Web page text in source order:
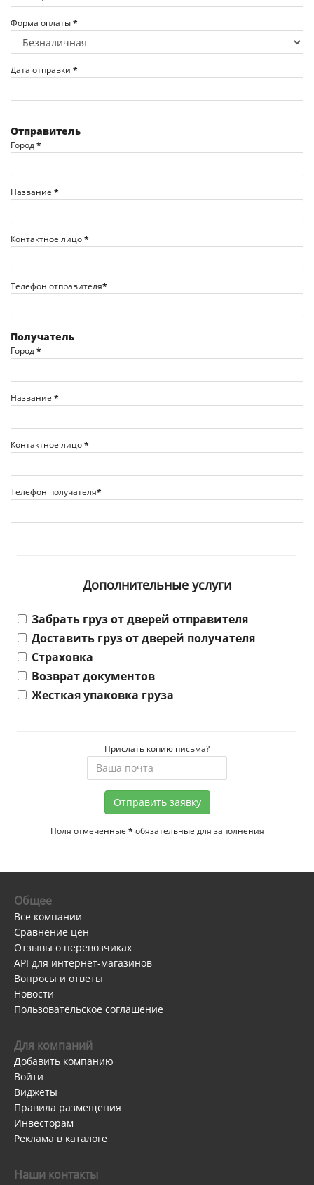
Форма оплаты*
Дата отправки *
Отправитель
Город*
Название *
Контактное лицо*
Телефон отправителя*
Получатель
Город*
Название *
Контактное лицо*
Телефон получателя*
Дополнительные услуги
Забрать груз от дверей отправителя
Доставить груз от дверей получателя
Страховка
Возврат документов
Жесткая упаковка груза
Прислать копию письма?
Отправить заявку
Поля отмеченные * обязательные для заполнения
Общее
Все компании
Сравнение цен
Отзывы о перевозчиках
API для интернет-магазинов
Вопросы и ответы
Новости
Пользовательское соглашение
Для компаний
Добавить компанию
Войти
Виджеты
Правила размещения
Инвесторам
Реклама в каталоге
Наши контакты